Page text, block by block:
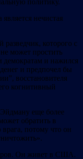
нечистая
которого с
может простить
демократам и нажился
и предпочел бы
восстановителя
когнитивный
еще более
обратить в
врага, потому что он
Он живет в США.